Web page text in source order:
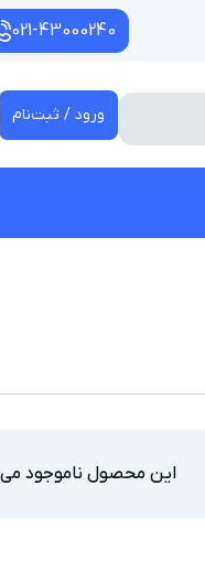
021-43000240
ورود / ثبت‌نام
این محصول ناموجود